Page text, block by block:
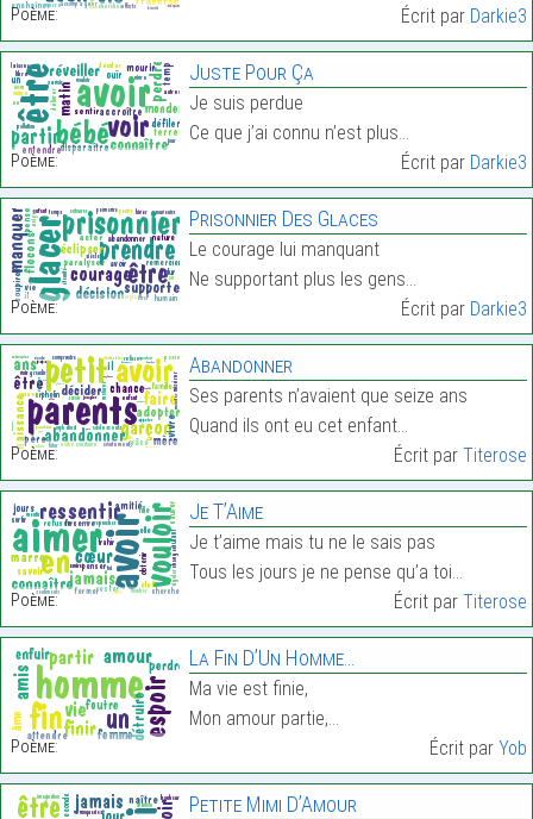
Poème:
Écrit par Darkie3
Poème:
Juste Pour Ça
Je suis perdue
Ce que j’ai connu n’est plus…
Écrit par Darkie3
Poème:
Prisonnier Des Glaces
Le courage lui manquant
Ne supportant plus les gens…
Écrit par Darkie3
Poème:
Abandonner
Ses parents n’avaient que seize ans
Quand ils ont eu cet enfant…
Écrit par Titerose
Poème:
Je T’Aime
Je t’aime mais tu ne le sais pas
Tous les jours je ne pense qu’a toi…
Écrit par Titerose
Poème:
La Fin D’Un Homme…
Ma vie est finie,
Mon amour partie,…
Écrit par Yob
Petite Mimi D’Amour